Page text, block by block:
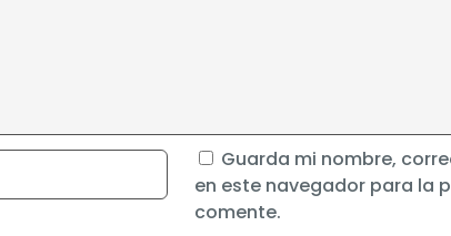
Guarda mi nombre,
en este navegador para la
comente.